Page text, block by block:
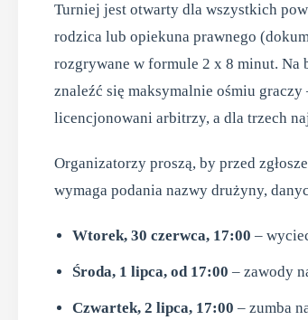
Turniej jest otwarty dla wszystkich
rodzica lub opiekuna prawnego
rozgrywane w formule 2 x 8 minut. Na
znaleźć się maksymalnie ośmiu
licencjonowani arbitrzy, a dla trzech
Organizatorzy proszą, by przed
wymaga podania nazwy drużyny,
Wtorek, 30 czerwca, 17:00 –
Środa, 1 lipca, od 17:00 – zawody
Czwartek, 2 lipca, 17:00 – zumba